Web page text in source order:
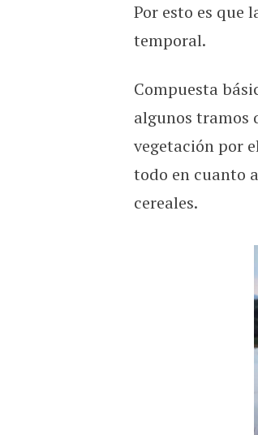
Por esto es que
temporal.
Compuesta
algunos tramos
vegetación por
todo en cuanto
cereales.